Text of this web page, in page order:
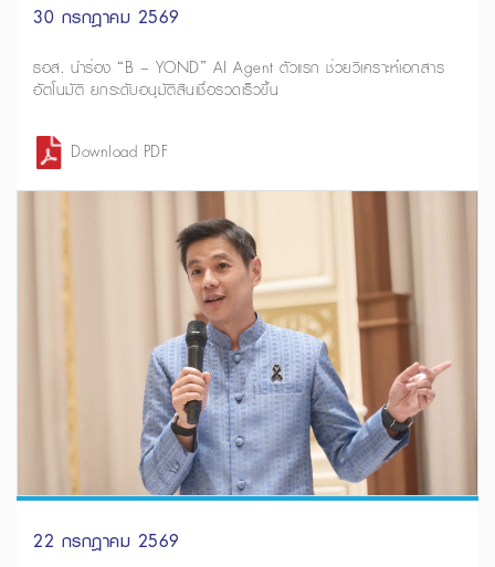
30 กรกฎาคม 2569
ธอส. นำร่อง “B – YOND” AI Agent ตัวแรก ช่วยวิเคราะห์เอกสาร
อัตโนมัติ ยกระดับอนุมัติสินเชื่อรวดเร็วขึ้น
Download PDF
22 กรกฎาคม 2569